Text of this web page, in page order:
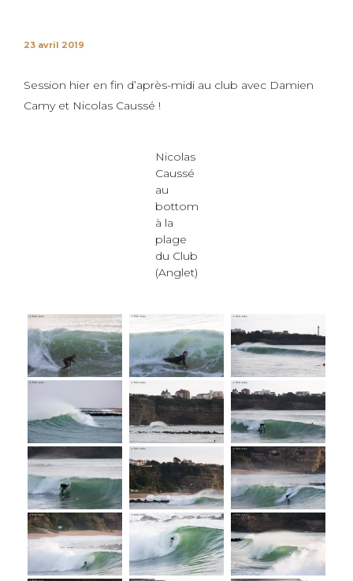
23 avril 2019
Session hier en fin d’après-midi au club avec Damien
Camy et Nicolas Caussé !
Nicolas
Caussé
au
bottom
à la
plage
du Club
(Anglet)